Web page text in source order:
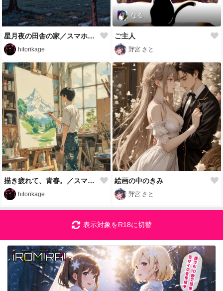
星月夜の田舎の家／スマホ壁紙アーカイブ
hitorikage
なる
ご主人
野宮 さと
描き疲れて、青春。／スマホ壁紙アーカイブ
hitorikage
絵画の中のきみ
野宮 さと
表示対象をR18に切替